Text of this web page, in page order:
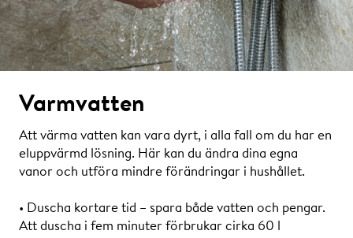
Varmvatten
Att värma vatten kan vara dyrt, i alla fall om du har en
eluppvärmd lösning. Här kan du ändra dina egna
vanor och utföra mindre förändringar i hushållet.
• Duscha kortare tid – spara både vatten och pengar.
Att duscha i fem minuter förbrukar cirka 60 l